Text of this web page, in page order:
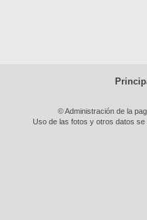
© Administración de la
Uso de las fotos y otros datos